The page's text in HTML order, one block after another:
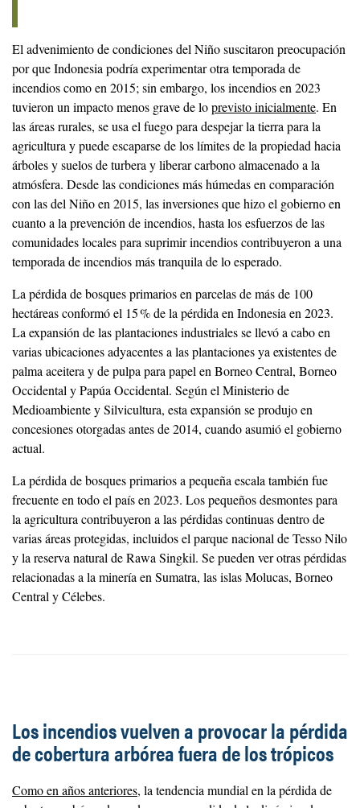
El advenimiento de condiciones del Niño suscitaron preocupación
por que Indonesia podría experimentar otra temporada de
incendios como en 2015; sin embargo, los incendios en 2023
tuvieron un impacto menos grave de loprevisto inicialmente. En
las áreas rurales, se usa el fuego para despejar la tierra para la
agricultura y puede escaparse de los límites de la propiedad hacia
árboles y suelos de turbera y liberar carbono almacenado a la
atmósfera. Desde las condiciones más húmedas en comparación
con las del Niño en 2015, las inversiones que hizo el gobierno en
cuanto a la prevención de incendios, hasta los esfuerzos de las
comunidades locales para suprimir incendios contribuyeron a una
temporada de incendios más tranquila de lo esperado.
La pérdida de bosques primarios en parcelas de más de 100
hectáreas conformó el 15 % de la pérdida en Indonesia en 2023.
La expansión de las plantaciones industriales se llevó a cabo en
varias ubicaciones adyacentes a las plantaciones ya existentes de
palma aceitera y de pulpa para papel en Borneo Central, Borneo
Occidental y Papúa Occidental. Según el Ministerio de
Medioambiente y Silvicultura, esta expansión se produjo en
concesiones otorgadas antes de 2014, cuando asumió el gobierno
actual.
La pérdida de bosques primarios a pequeña escala también fue
frecuente en todo el país en 2023. Los pequeños desmontes para
la agricultura contribuyeron a las pérdidas continuas dentro de
varias áreas protegidas, incluidos el parque nacional de Tesso Nilo
y la reserva natural de Rawa Singkil. Se pueden ver otras pérdidas
relacionadas a la minería en Sumatra, las islas Molucas, Borneo
Central y Célebes.
Los incendios vuelven a provocar la pérdida
de cobertura arbórea fuera de los trópicos
Como en años anteriores, la tendencia mundial en la pérdida de